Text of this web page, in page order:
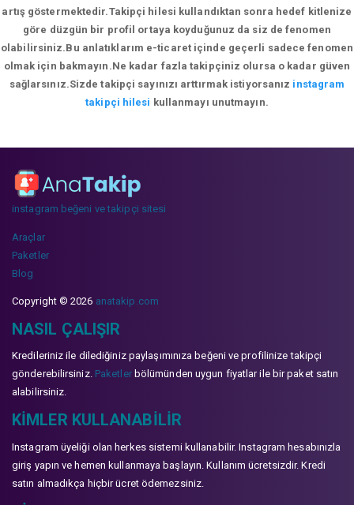
artış göstermektedir.Takipçi hilesi kullandıktan sonra hedef kitlenize
göre düzgün bir profil ortaya koyduğunuz da siz de fenomen
olabilirsiniz.Bu anlatıklarım e-ticaret içinde geçerli sadece fenomen
olmak için bakmayın.Ne kadar fazla takipçiniz olursa o kadar güven
sağlarsınız.Sizde takipçi sayınızı arttırmak istiyorsanız instagram
takipçi hilesi kullanmayı unutmayın.
instagram beğeni ve takipçi sitesi
Araçlar
Paketler
Blog
Copyright © 2026 anatakip.com
NASIL ÇALIŞIR
Kredileriniz ile dilediğiniz paylaşımınıza beğeni ve profilinize takipçi
gönderebilirsiniz. Paketlerbölümünden uygun fiyatlar ile bir paket satın
alabilirsiniz.
KIMLER KULLANABILIR
Instagram üyeliği olan herkes sistemi kullanabilir. Instagram hesabınızla
giriş yapın ve hemen kullanmaya başlayın. Kullanım ücretsizdir. Kredi
satın almadıkça hiçbir ücret ödemezsiniz.